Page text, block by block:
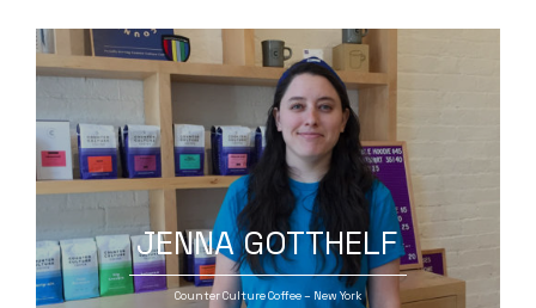
JENNA GOTTHELF
Counter Culture Coffee – New York